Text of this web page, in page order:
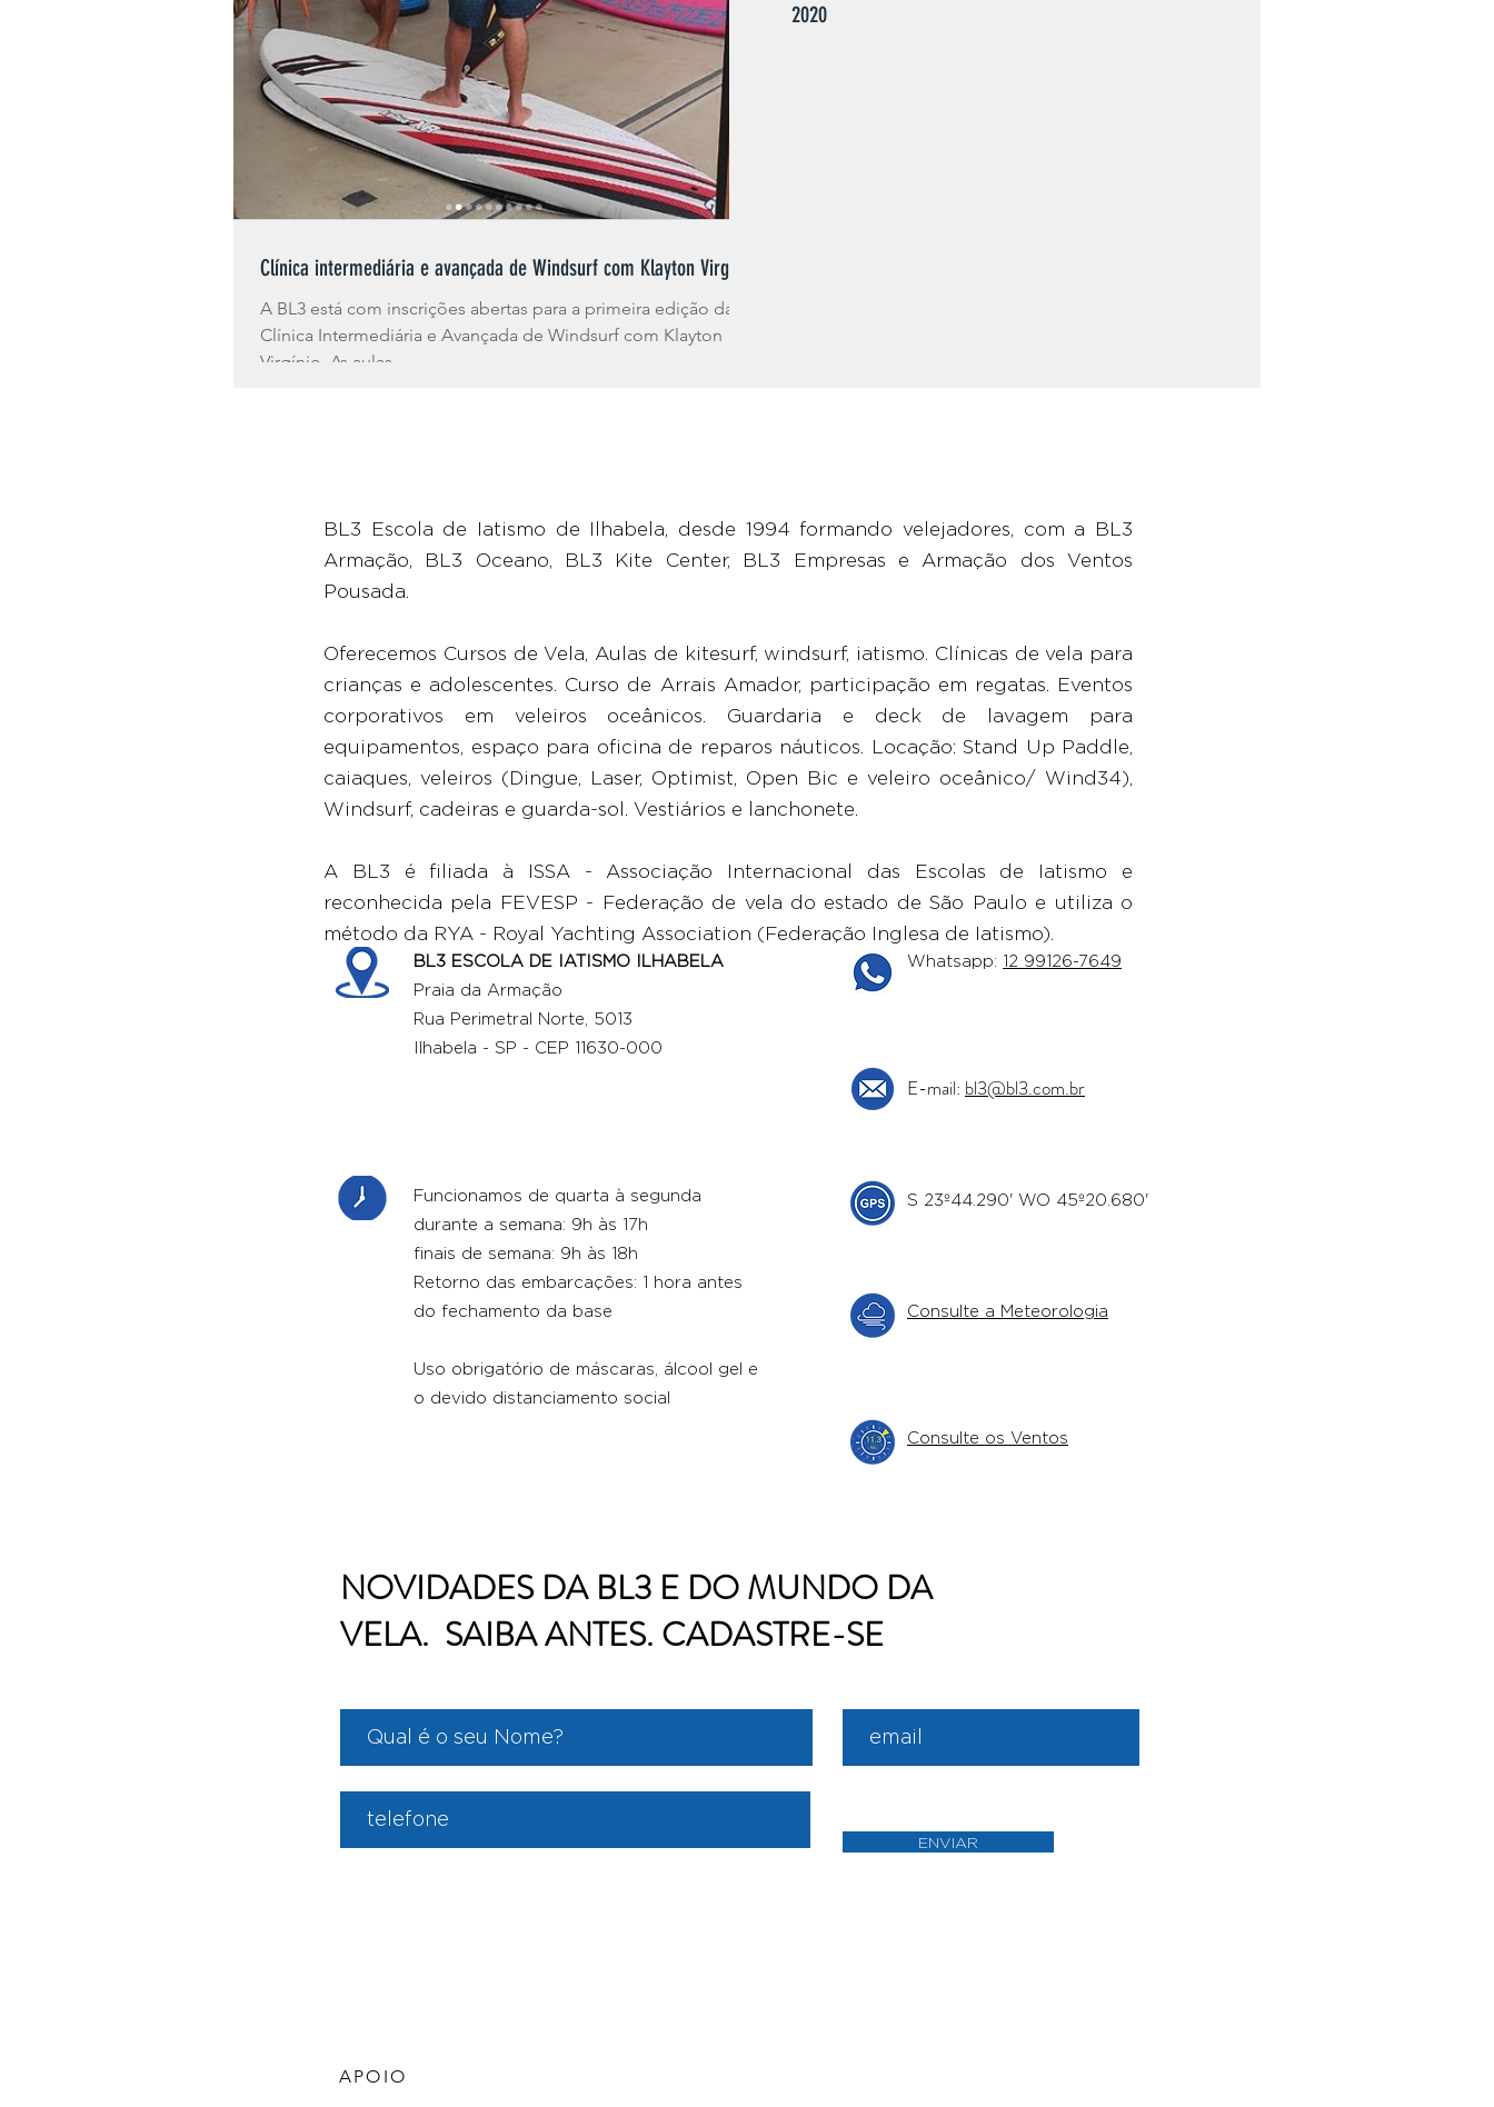
Clínica intermediária e avançada de Windsurf com Klayton Virgínio
A BL3 está com inscrições abertas para a primeira edição da
Clínica Intermediária e Avançada de Windsurf com Klayton
Virgínio. As aulas...
2020
BL3 Escola de Iatismo de Ilhabela, desde 1994 formando velejadores, com a BL3
Armação, BL3 Oceano, BL3 Kite Center, BL3 Empresas e Armação dos Ventos
Pousada.
Oferecemos Cursos de Vela, Aulas de kitesurf, windsurf, iatismo. Clínicas de vela para
crianças e adolescentes. Curso de Arrais Amador, participação em regatas. Eventos
corporativos em veleiros oceânicos. Guardaria e deck de lavagem para
equipamentos, espaço para oficina de reparos náuticos. Locação: Stand Up Paddle,
caiaques, veleiros (Dingue, Laser, Optimist, Open Bic e veleiro oceânico/ Wind34),
Windsurf, cadeiras e guarda-sol. Vestiários e lanchonete.
A BL3 é filiada à ISSA - Associação Internacional das Escolas de Iatismo e
reconhecida pela FEVESP - Federação de vela do estado de São Paulo e utiliza o
método da RYA - Royal Yachting Association (Federação Inglesa de Iatismo).
BL3 ESCOLA DE IATISMO ILHABELA
Praia da Armação
Rua Perimetral Norte, 5013
Ilhabela - SP - CEP 11630-000
Whatsapp: 12 99126-7649
E-mail: bl3@bl3.com.br
Funcionamos de quarta à segunda
durante a semana: 9h às 17h
finais de semana: 9h às 18h
Retorno das embarcações: 1 hora antes
do fechamento da base
Uso obrigatório de máscaras, álcool gel e
o devido distanciamento social
S 23º44.290' WO 45º20.680'
Consulte a Meteorologia
Consulte os Ventos
NOVIDADES DA BL3 E DO MUNDO DA
VELA. SAIBA ANTES. CADASTRE-SE
ENVIAR
APOIO